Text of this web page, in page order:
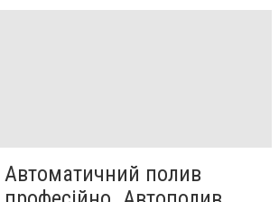
Автоматичний полив